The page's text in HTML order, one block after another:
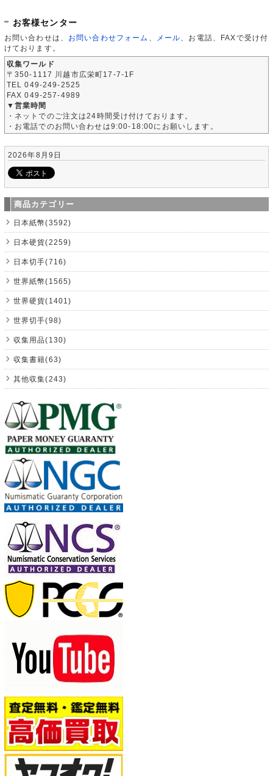
お客様センター
お問い合わせは、 お問い合わせフォーム メール 、お電話、FAXで受け付
けております。
収集ワールド
〒350-1117 川越市広栄町17-7-1F
TEL 049-249-2525
FAX 049-257-4989
▼営業時間
・ネットでのご注文は24時間受け付けております。
・お電話でのお問い合わせは9:00-18:00にお願いします。
2026年8月9日
商品カテゴリー
日本紙幣(3592)
日本硬貨(2259)
日本切手(716)
世界紙幣(1565)
世界硬貨(1401)
世界切手(98)
収集用品(130)
収集書籍(63)
其他収集(243)